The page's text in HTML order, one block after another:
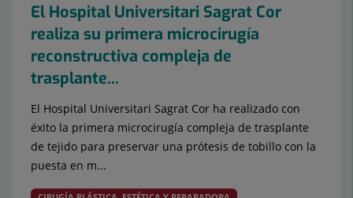
El Hospital Universitari Sagrat Cor
realiza su primera microcirugía
reconstructiva compleja de
trasplante...
El Hospital Universitari Sagrat Cor ha realizado con
éxito la primera microcirugía compleja de trasplante
de tejido para preservar una prótesis de tobillo con la
puesta en m...